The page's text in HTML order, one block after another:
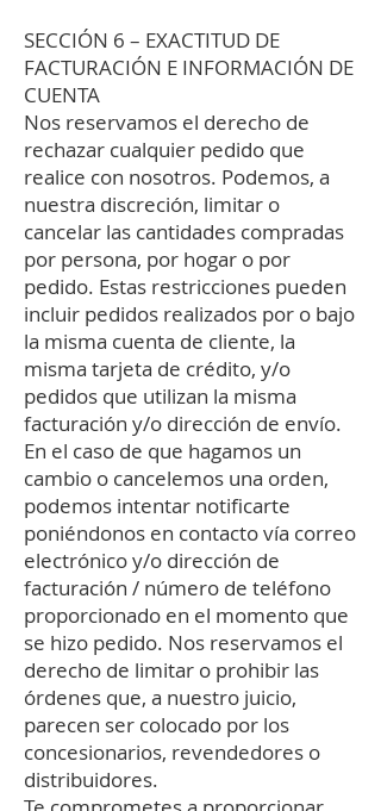
SECCIÓN 6 – EXACTITUD DE
FACTURACIÓN E INFORMACIÓN DE
CUENTA
Nos reservamos el derecho de
rechazar cualquier pedido que
realice con nosotros. Podemos, a
nuestra discreción, limitar o
cancelar las cantidades compradas
por persona, por hogar o por
pedido. Estas restricciones pueden
incluir pedidos realizados por o bajo
la misma cuenta de cliente, la
misma tarjeta de crédito, y/o
pedidos que utilizan la misma
facturación y/o dirección de envío.
En el caso de que hagamos un
cambio o cancelemos una orden,
podemos intentar notificarte
poniéndonos en contacto vía correo
electrónico y/o dirección de
facturación / número de teléfono
proporcionado en el momento que
se hizo pedido. Nos reservamos el
derecho de limitar o prohibir las
órdenes que, a nuestro juicio,
parecen ser colocado por los
concesionarios, revendedores o
distribuidores.